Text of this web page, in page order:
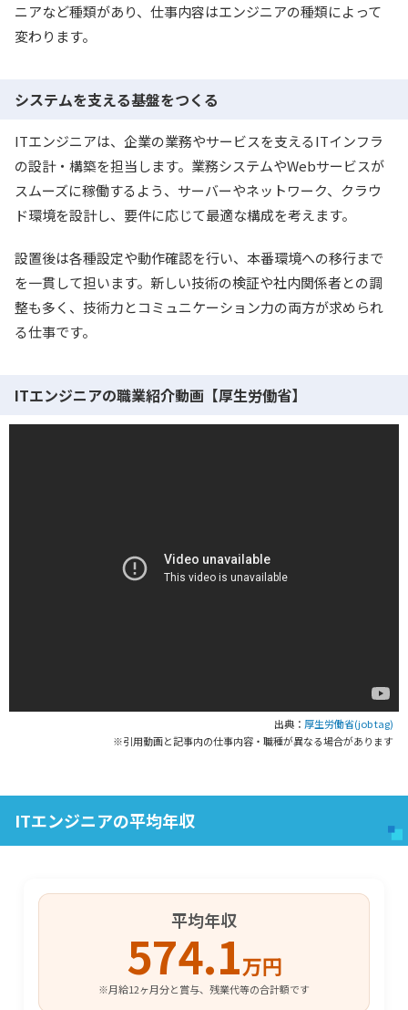
ニアなど種類があり、仕事内容はエンジニアの種類によって
変わります。
システムを支える基盤をつくる
ITエンジニアは、企業の業務やサービスを支えるITインフラ
の設計・構築を担当します。業務システムやWebサービスが
スムーズに稼働するよう、サーバーやネットワーク、クラウ
ド環境を設計し、要件に応じて最適な構成を考えます。
設置後は各種設定や動作確認を行い、本番環境への移行まで
を一貫して担います。新しい技術の検証や社内関係者との調
整も多く、技術力とコミュニケーション力の両方が求められ
る仕事です。
ITエンジニアの職業紹介動画【厚生労働省】
出典： 厚生労働省(job tag)
※引用動画と記事内の仕事内容・職種が異なる場合があります
ITエンジニアの平均年収
平均年収
574.1万円
※月給12ヶ月分と賞与、残業代等の合計額です